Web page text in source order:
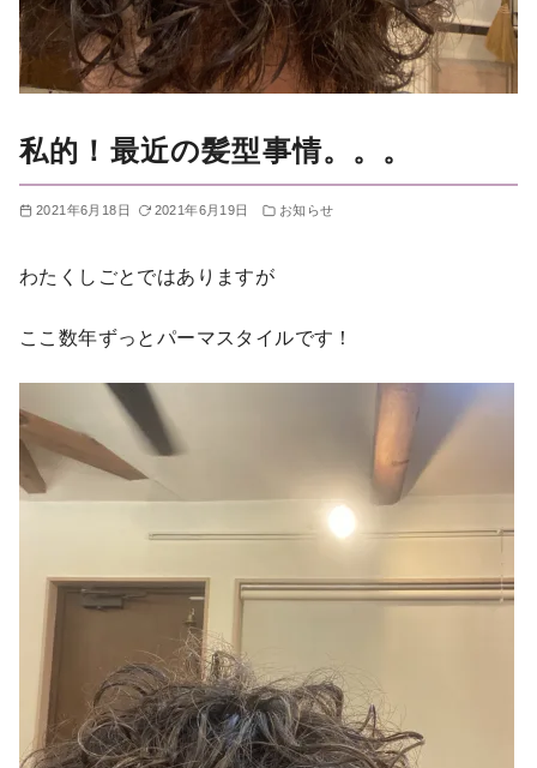
私的！最近の髪型事情。。。
2021年6月18日 2021年6月19日 お知らせ
わたくしごとではありますが
ここ数年ずっとパーマスタイルです！